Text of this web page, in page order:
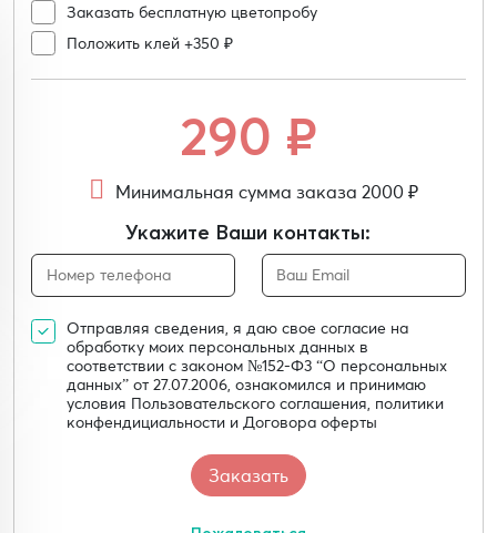
Заказать бесплатную цветопробу
Положить клей +350 ₽
290 ₽
Минимальная сумма заказа 2000 ₽
Укажите Ваши контакты:
Отправляя сведения, я даю свое согласие на
обработку моих персональных данных в
соответствии с законом №152-Ф3 “О персональных
данных” от 27.07.2006, ознакомился и принимаю
условия Пользовательского соглашения, политики
конфендициальности и Договора оферты